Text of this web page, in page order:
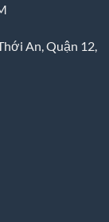
An, Quận 12,